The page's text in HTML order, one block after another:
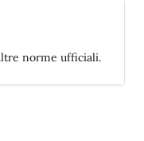
norme ufficiali.